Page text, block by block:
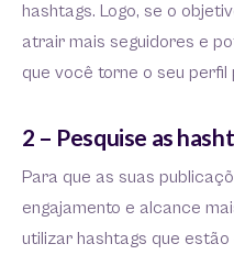
hashtags. Logo, se o
atrair mais seguidores e
que você torne o seu perfil
2 – Pesquise as
Para que as suas
engajamento e alcance
utilizar hashtags que